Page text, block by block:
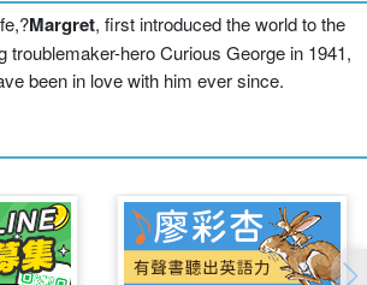
Margret, first introduced the world to the
troublemaker-hero Curious George in 1941,
been in love with him ever since.